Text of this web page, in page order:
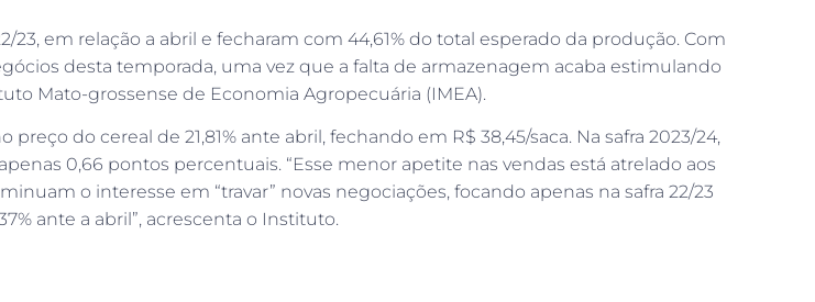
em relação a abril e fecharam com 44,61% do total esperado da produção. Com
desta temporada, uma vez que a falta de armazenagem acaba estimulando
Mato-grossense de Economia Agropecuária (IMEA).
do cereal de 21,81% ante abril, fechando em R$ 38,45/saca. Na safra 2023/24,
0,66 pontos percentuais. “Esse menor apetite nas vendas está atrelado aos
o interesse em “travar” novas negociações, focando apenas na safra 22/23
ante a abril”, acrescenta o Instituto.